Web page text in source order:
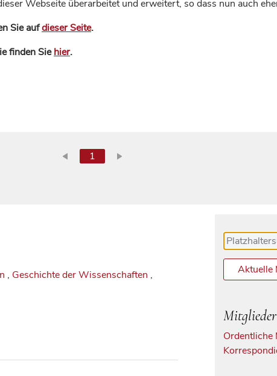
Webseite überarbeitet und erweitert, so dass nun auch
Sie aufdieser Seite.
finden Siehier.
1
, Geschichte der Wissenschaften ,
Aktuelle
Mitglieder
Ordentliche